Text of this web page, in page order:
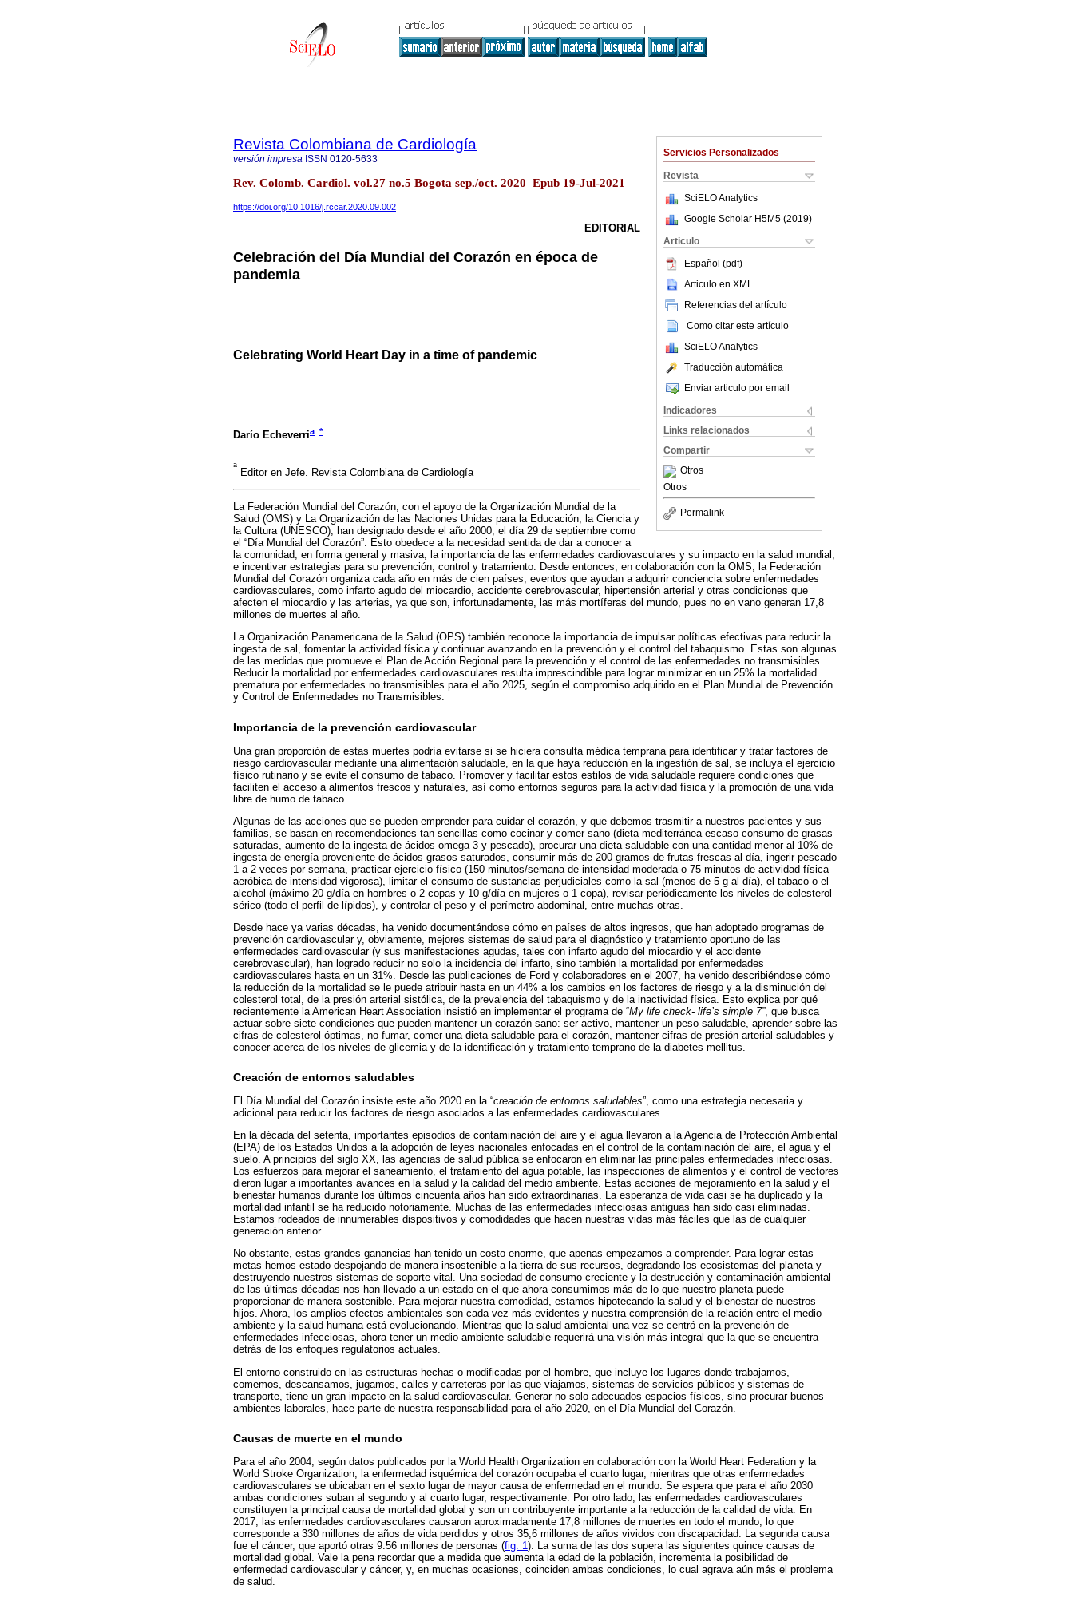
Servicios Personalizados
Revista
SciELO Analytics
Google Scholar H5M5 (2019)
Articulo
Español (pdf)
Articulo en XML
Referencias del artículo
Como citar este artículo
SciELO Analytics
Traducción automática
Enviar articulo por email
Indicadores
Links relacionados
Compartir
Otros
Otros
Permalink
Revista Colombiana de Cardiología
versión impresa ISSN 0120-5633
Rev. Colomb. Cardiol. vol.27 no.5 Bogota sep./oct. 2020 Epub 19-Jul-2021
https://doi.org/10.1016/j.rccar.2020.09.002
EDITORIAL
Celebración del Día Mundial del Corazón en época de
pandemia
Celebrating World Heart Day in a time of pandemic
Darío Echeverria *
a
Editor en Jefe. Revista Colombiana de Cardiología
La Federación Mundial del Corazón, con el apoyo de la Organización Mundial de la
Salud (OMS) y La Organización de las Naciones Unidas para la Educación, la Ciencia y
la Cultura (UNESCO), han designado desde el año 2000, el día 29 de septiembre como
el “Día Mundial del Corazón”. Esto obedece a la necesidad sentida de dar a conocer a
la comunidad, en forma general y masiva, la importancia de las enfermedades cardiovasculares y su impacto en la salud mundial,
e incentivar estrategias para su prevención, control y tratamiento. Desde entonces, en colaboración con la OMS, la Federación
Mundial del Corazón organiza cada año en más de cien países, eventos que ayudan a adquirir conciencia sobre enfermedades
cardiovasculares, como infarto agudo del miocardio, accidente cerebrovascular, hipertensión arterial y otras condiciones que
afecten el miocardio y las arterias, ya que son, infortunadamente, las más mortíferas del mundo, pues no en vano generan 17,8
millones de muertes al año.
La Organización Panamericana de la Salud (OPS) también reconoce la importancia de impulsar políticas efectivas para reducir la
ingesta de sal, fomentar la actividad física y continuar avanzando en la prevención y el control del tabaquismo. Estas son algunas
de las medidas que promueve el Plan de Acción Regional para la prevención y el control de las enfermedades no transmisibles.
Reducir la mortalidad por enfermedades cardiovasculares resulta imprescindible para lograr minimizar en un 25% la mortalidad
prematura por enfermedades no transmisibles para el año 2025, según el compromiso adquirido en el Plan Mundial de Prevención
y Control de Enfermedades no Transmisibles.
Importancia de la prevención cardiovascular
Una gran proporción de estas muertes podría evitarse si se hiciera consulta médica temprana para identificar y tratar factores de
riesgo cardiovascular mediante una alimentación saludable, en la que haya reducción en la ingestión de sal, se incluya el ejercicio
físico rutinario y se evite el consumo de tabaco. Promover y facilitar estos estilos de vida saludable requiere condiciones que
faciliten el acceso a alimentos frescos y naturales, así como entornos seguros para la actividad física y la promoción de una vida
libre de humo de tabaco.
Algunas de las acciones que se pueden emprender para cuidar el corazón, y que debemos trasmitir a nuestros pacientes y sus
familias, se basan en recomendaciones tan sencillas como cocinar y comer sano (dieta mediterránea escaso consumo de grasas
saturadas, aumento de la ingesta de ácidos omega 3 y pescado), procurar una dieta saludable con una cantidad menor al 10% de
ingesta de energía proveniente de ácidos grasos saturados, consumir más de 200 gramos de frutas frescas al día, ingerir pescado
1 a 2 veces por semana, practicar ejercicio físico (150 minutos/semana de intensidad moderada o 75 minutos de actividad física
aeróbica de intensidad vigorosa), limitar el consumo de sustancias perjudiciales como la sal (menos de 5 g al día), el tabaco o el
alcohol (máximo 20 g/día en hombres o 2 copas y 10 g/día en mujeres o 1 copa), revisar periódicamente los niveles de colesterol
sérico (todo el perfil de lípidos), y controlar el peso y el perímetro abdominal, entre muchas otras.
Desde hace ya varias décadas, ha venido documentándose cómo en países de altos ingresos, que han adoptado programas de
prevención cardiovascular y, obviamente, mejores sistemas de salud para el diagnóstico y tratamiento oportuno de las
enfermedades cardiovascular (y sus manifestaciones agudas, tales con infarto agudo del miocardio y el accidente
cerebrovascular), han logrado reducir no solo la incidencia del infarto, sino también la mortalidad por enfermedades
cardiovasculares hasta en un 31%. Desde las publicaciones de Ford y colaboradores en el 2007, ha venido describiéndose cómo
la reducción de la mortalidad se le puede atribuir hasta en un 44% a los cambios en los factores de riesgo y a la disminución del
colesterol total, de la presión arterial sistólica, de la prevalencia del tabaquismo y de la inactividad física. Esto explica por qué
recientemente la American Heart Association insistió en implementar el programa de “My life check- life’s simple 7”, que busca
actuar sobre siete condiciones que pueden mantener un corazón sano: ser activo, mantener un peso saludable, aprender sobre las
cifras de colesterol óptimas, no fumar, comer una dieta saludable para el corazón, mantener cifras de presión arterial saludables y
conocer acerca de los niveles de glicemia y de la identificación y tratamiento temprano de la diabetes mellitus.
Creación de entornos saludables
El Día Mundial del Corazón insiste este año 2020 en la “creación de entornos saludables”, como una estrategia necesaria y
adicional para reducir los factores de riesgo asociados a las enfermedades cardiovasculares.
En la década del setenta, importantes episodios de contaminación del aire y el agua llevaron a la Agencia de Protección Ambiental
(EPA) de los Estados Unidos a la adopción de leyes nacionales enfocadas en el control de la contaminación del aire, el agua y el
suelo. A principios del siglo XX, las agencias de salud pública se enfocaron en eliminar las principales enfermedades infecciosas.
Los esfuerzos para mejorar el saneamiento, el tratamiento del agua potable, las inspecciones de alimentos y el control de vectores
dieron lugar a importantes avances en la salud y la calidad del medio ambiente. Estas acciones de mejoramiento en la salud y el
bienestar humanos durante los últimos cincuenta años han sido extraordinarias. La esperanza de vida casi se ha duplicado y la
mortalidad infantil se ha reducido notoriamente. Muchas de las enfermedades infecciosas antiguas han sido casi eliminadas.
Estamos rodeados de innumerables dispositivos y comodidades que hacen nuestras vidas más fáciles que las de cualquier
generación anterior.
No obstante, estas grandes ganancias han tenido un costo enorme, que apenas empezamos a comprender. Para lograr estas
metas hemos estado despojando de manera insostenible a la tierra de sus recursos, degradando los ecosistemas del planeta y
destruyendo nuestros sistemas de soporte vital. Una sociedad de consumo creciente y la destrucción y contaminación ambiental
de las últimas décadas nos han llevado a un estado en el que ahora consumimos más de lo que nuestro planeta puede
proporcionar de manera sostenible. Para mejorar nuestra comodidad, estamos hipotecando la salud y el bienestar de nuestros
hijos. Ahora, los amplios efectos ambientales son cada vez más evidentes y nuestra comprensión de la relación entre el medio
ambiente y la salud humana está evolucionando. Mientras que la salud ambiental una vez se centró en la prevención de
enfermedades infecciosas, ahora tener un medio ambiente saludable requerirá una visión más integral que la que se encuentra
detrás de los enfoques regulatorios actuales.
El entorno construido en las estructuras hechas o modificadas por el hombre, que incluye los lugares donde trabajamos,
comemos, descansamos, jugamos, calles y carreteras por las que viajamos, sistemas de servicios públicos y sistemas de
transporte, tiene un gran impacto en la salud cardiovascular. Generar no solo adecuados espacios físicos, sino procurar buenos
ambientes laborales, hace parte de nuestra responsabilidad para el año 2020, en el Día Mundial del Corazón.
Causas de muerte en el mundo
Para el año 2004, según datos publicados por la World Health Organization en colaboración con la World Heart Federation y la
World Stroke Organization, la enfermedad isquémica del corazón ocupaba el cuarto lugar, mientras que otras enfermedades
cardiovasculares se ubicaban en el sexto lugar de mayor causa de enfermedad en el mundo. Se espera que para el año 2030
ambas condiciones suban al segundo y al cuarto lugar, respectivamente. Por otro lado, las enfermedades cardiovasculares
constituyen la principal causa de mortalidad global y son un contribuyente importante a la reducción de la calidad de vida. En
2017, las enfermedades cardiovasculares causaron aproximadamente 17,8 millones de muertes en todo el mundo, lo que
corresponde a 330 millones de años de vida perdidos y otros 35,6 millones de años vividos con discapacidad. La segunda causa
fue el cáncer, que aportó otras 9.56 millones de personas (fig. 1 ). La suma de las dos supera las siguientes quince causas de
mortalidad global. Vale la pena recordar que a medida que aumenta la edad de la población, incrementa la posibilidad de
enfermedad cardiovascular y cáncer, y, en muchas ocasiones, coinciden ambas condiciones, lo cual agrava aún más el problema
de salud.